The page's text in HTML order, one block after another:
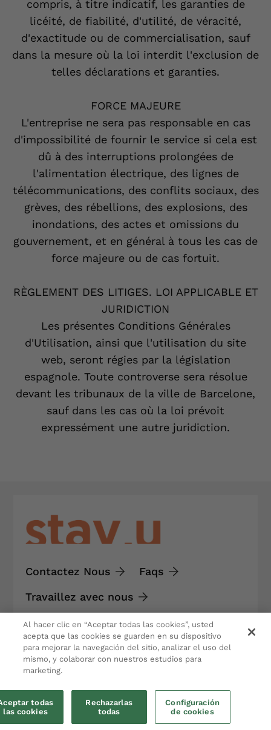
compris, à titre indicatif, les garanties de
licéité, de fiabilité, d'utilité, de véracité,
d'exactitude ou de commercialisation, sauf
dans la mesure où la loi interdit l'exclusion de
telles déclarations et garanties.
FORCE MAJEURE
L'entreprise ne sera pas responsable en cas
d'impossibilité de fournir le service si cela est
dû à des interruptions prolongées de
l'alimentation électrique, des lignes de
télécommunications, des conflits sociaux, des
grèves, des rébellions, des explosions, des
inondations, des actes et omissions du
gouvernement, et en général à tous les cas de
force majeure ou de cas fortuit.
RÈGLEMENT DES LITIGES. LOI APPLICABLE ET
JURIDICTION
Les présentes Conditions Générales
d'Utilisation, ainsi que l'utilisation du site
web, seront régies par la législation
espagnole. Toute controverse sera résolue
devant les tribunaux de la ville de Barcelone,
sauf dans les cas où la loi prévoit
expressément une autre juridiction.
Contactez Nous
Faqs
Travaillez avec nous
Connecte-toi avec nous
Pau Clarís 99, 1-2, escalera 1, 08009,
Al hacer clic en “Aceptar todas las cookies”, usted
acepta que las cookies se guarden en su dispositivo
para mejorar la navegación del sitio, analizar el uso del
mismo, y colaborar con nuestros estudios para
marketing.
Configuración
de cookies
Rechazarlas
todas
todas
las cookies